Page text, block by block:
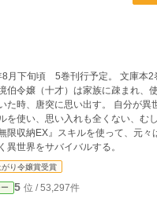
た時、唐突に思い出す。 自分が異
しく異世界をサバイバルする。
り令嬢賞受賞
5 位 / 53,297件